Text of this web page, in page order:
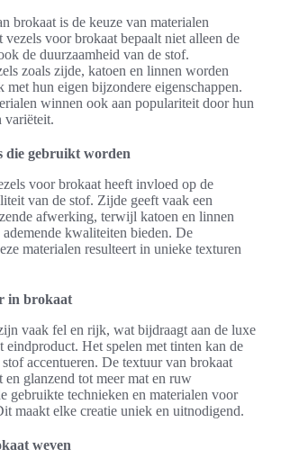
brokaat is de keuze van materialen
vezels voor brokaat bepaalt niet alleen de
de duurzaamheid van de stof.
zoals zijde, katoen en linnen worden
met hun eigen bijzondere eigenschappen.
winnen ook aan populariteit door hun
variëteit.
die gebruikt worden
voor brokaat heeft invloed op de
van de stof. Zijde geeft vaak een
afwerking, terwijl katoen en linnen
ademende kwaliteiten bieden. De
materialen resulteert in unieke texturen
in brokaat
vaak fel en rijk, wat bijdraagt aan de luxe
eindproduct. Het spelen met tinten kan de
accentueren. De textuur van brokaat
en glanzend tot meer mat en ruw
gebruikte technieken en materialen voor
maakt elke creatie uniek en uitnodigend.
weven